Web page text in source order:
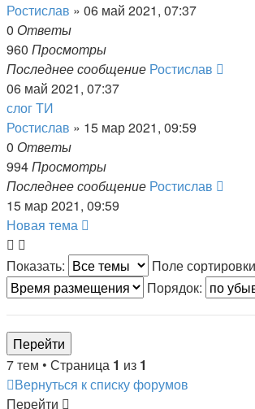
Ростислав » 06 май 2021, 07:37
0 Ответы
960 Просмотры
Последнее сообщение Ростислав
06 май 2021, 07:37
слог ТИ
Ростислав » 15 мар 2021, 09:59
0 Ответы
994Просмотры
Последнее сообщение Ростислав
15 мар 2021, 09:59
Новая тема
Показать:
Поле
Порядок:
7 тем • Страница 1 из 1
Вернуться к списку форумов
Перейти